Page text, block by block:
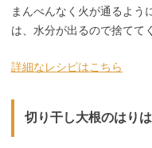
まんべんなく火が通るよう
は、水分が出るので捨てて
詳細なレシピはこちら
切り干し大根のはり